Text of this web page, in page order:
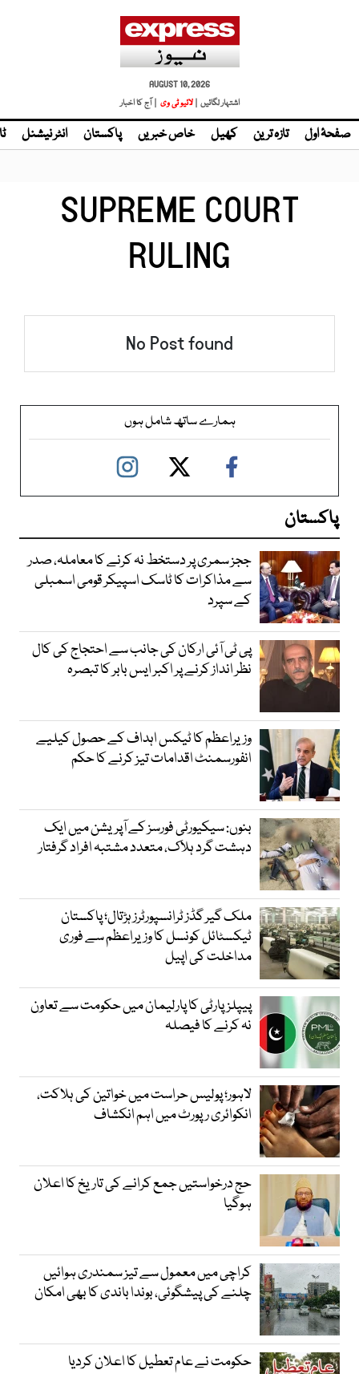
AUGUST 10, 2026
اشتہار لگائیں |
| آج کا اخبار
صفحۂ اول تازہ ترین کھیل خاص خبریں پاکستان انٹر نیشنل
SUPREME COURT
RULING
No Post found
ہمارے ساتھ شامل ہوں
پاکستان
ججز سمری پر دستخط نہ کرنے کا معاملہ، صدر
سے مذاکرات کا ٹاسک اسپیکر قومی اسمبلی
کے سپرد
پی ٹی آئی ارکان کی جانب سے احتجاج کی کال
نظر انداز کرنے پر اکبر ایس بابر کا تبصرہ
وزیراعظم کا ٹیکس اہداف کے حصول کیلیے
انفورسمنٹ اقدامات تیز کرنے کا حکم
بنوں: سیکیورٹی فورسز کے آپریشن میں ایک
دہشت گرد ہلاک، متعدد مشتبہ افراد گرفتار
ملک گیر گڈز ٹرانسپورٹرز ہڑتال؛ پاکستان
ٹیکسٹائل کونسل کا وزیراعظم سے فوری
مداخلت کی اپیل
پیپلزپارٹی کا پارلیمان میں حکومت سے تعاون
نہ کرنے کا فیصلہ
لاہور؛ پولیس حراست میں خواتین کی ہلاکت،
انکوائری رپورٹ میں اہم انکشاف
حج درخواستیں جمع کرانے کی تاریخ کا اعلان
ہوگیا
کراچی میں معمول سے تیز سمندری ہوائیں
چلنے کی پیشگوئی، بوندا باندی کا بھی امکان
حکومت نے عام تعطیل کا اعلان کردیا